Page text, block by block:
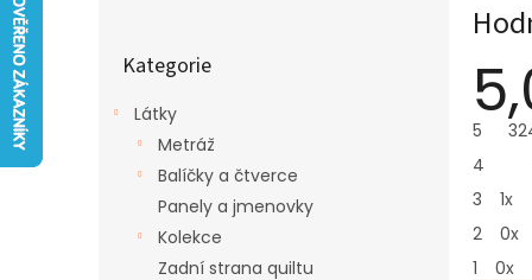
kategorie
Kategorie
Látky
Metráž
Balíčky a čtverce
Panely a jmenovky
Kolekce
Zadní strana quiltu
5
4
3
1x
2
0x
1
0x